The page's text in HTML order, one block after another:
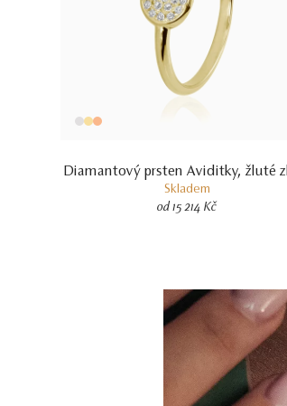
Diamantový prsten Aviditky, žluté
Skladem
od 15 214 Kč